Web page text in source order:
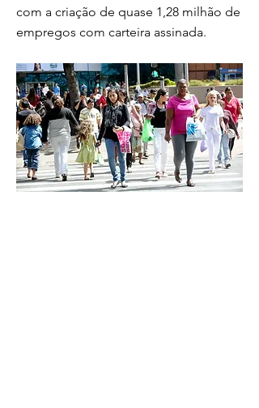
com a criação de quase 1,28 milhão de
empregos com carteira assinada.